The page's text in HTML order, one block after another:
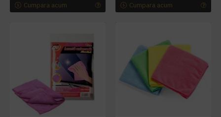
Cumpara acum Cumpara acum